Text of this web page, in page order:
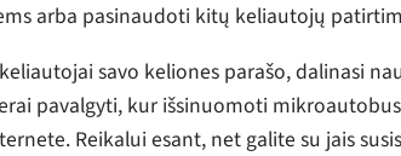
arba pasinaudoti kitų keliautojų
savo keliones parašo, dalinasi
pavalgyti, kur išsinuomoti
Reikalui esant, net galite su jais